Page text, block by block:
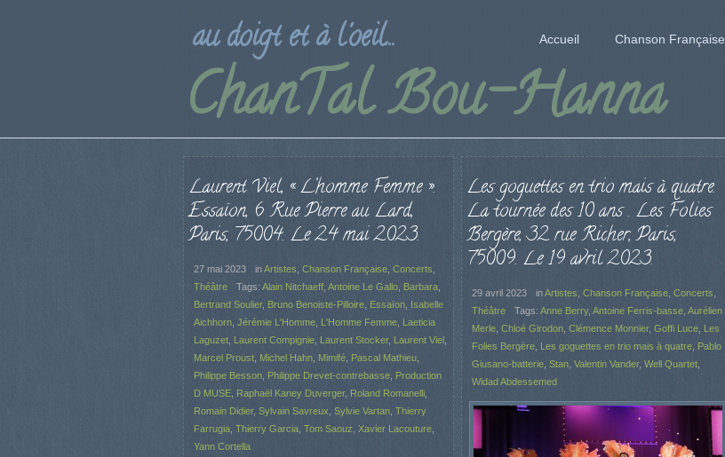
ChanTal Bou-Hanna
au doigt et à l'oeil... Accueil Chanson Française
Laurent Viel, « L’homme Femme ».
Essaïon, 6 Rue Pierre au Lard,
Paris, 75004. Le 24 mai 2023.
27 mai 2023 inArtistes Chanson Française Concerts
Théâtre
Tags: Alain Nitchaeff Antoine Le Gallo Barbara
Bertrand Soulier, Bruno Benoiste-Pilloire Essaïon Isabelle
Aichhorn Jérémie L'Homme L'Homme Femme Laeticia
Laguzet Laurent Compignie Laurent Stocker, Laurent Viel
Marcel Proust Michel Hahn Mimifé Pascal Mathieu
Philippe Besson Philippe Drevet-contrebasse Production
D MUSE Raphaël Kaney Duverger, Roland Romanelli
Romain Didier, Sylvain Savreux Sylvie Vartan Thierry
Farrugia Thierry Garcia Tom Saouz Xavier Lacouture
Yann Cortella
Les goguettes en trio mais à quatre.
La tournée des 10 ans . Les Folies
Bergère, 32 rue Richer, Paris,
75009. Le 19 avril 2023.
29 avril 2023 inArtistes Chanson Française, Concerts
Théâtre
Tags: Anne Berry, Antoine Ferris-basse, Aurélien
Merle, Chloé Girodon, Clémence Monnier, Goffi Luce, Les
Folies Bergère, Les goguettes en trio mais à quatre, Pablo
Giusano-batterie, Stan, Valentin Vander, Well Quartet,
Widad Abdessemed